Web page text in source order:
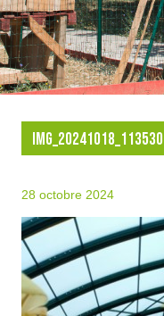
IMG_20241018_113530
28 octobre 2024